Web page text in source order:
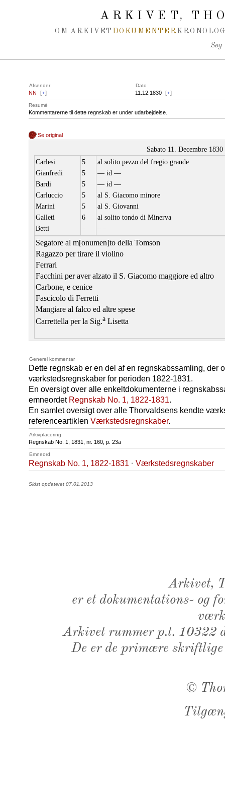
ARKIVET,
OM ARKIVET DOKUMENTER
Søg
Afsender Dato
NN [+] 11.12.1830 [+]
Resumé
Kommentarerne til dette regnskab er under udarbejdelse.
Se original
Sabato 11. Decembre 1830
Carlesi
Gianfredi
Bardi
Carluccio
Marini
Galleti
Betti
5
5
5
5
5
6
–
al solito pezzo del fregio grande
–– id ––
–– id ––
al S. Giacomo minore
al S. Giovanni
al solito tondo di Minerva
– –
Segatore al m[onumen]to della Tomson
Ragazzo per tirare il violino
Ferrari
Facchini per aver alzato il S. Giacomo maggiore ed altro
Carbone, e cenice
Fascicolo di Ferretti
Mangiare al falco ed altre spese
Carrettella per la Sig.a Lisetta
Generel kommentar
Dette regnskab er en del af en regnskabssamling, der
værkstedsregnskaber for perioden 1822-1831.
En oversigt over alle enkeltdokumenterne i
emneordet Regnskab No. 1, 1822-1831.
En samlet oversigt over alle Thorvaldsens kendte
referenceartiklen Værkstedsregnskaber.
Arkivplacering
Regnskab No. 1, 1831, nr. 160, p. 23a
Emneord
Regnskab No. 1, 1822-1831 · Værkstedsregnskaber
Sidst opdateret 07.01.2013
Arkivet,
er et dokumentations- og
Arkivet rummer p.t. 10322
De er de primære
©